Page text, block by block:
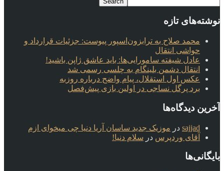
نوشته‌های تازه
محمد صلاح به ترابزون‌اسپور پیوست: جزئیات قرارداد و
حواشی انتقال
عادل شیفته سامورایی‌ها: باید عاشق ژاپن باشید!
انتقال دشمن بلینگام به چلسی رسمی شد
عکس اول استقلال، پیام واضح درباره روزبه
برد پرگل نساجی در اولین بازی پیش‌فصل
آخرین دیدگاه‌ها
sajjad در موزیک جدید ساسان آریا دنیا چی میخوای ازم
آقای وردپرس در سلام دنیا!
بایگانی‌ها